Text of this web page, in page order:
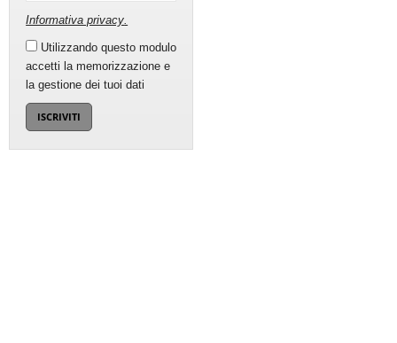
Informativa privacy.
Utilizzando questo modulo
accetti la memorizzazione e
la gestione dei tuoi dati